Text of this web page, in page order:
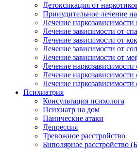
Детоксикация от
Принудительное лечение
Лечение наркозависимости
Лечение зависимости от
Лечение зависимости от
Лечение зависимости от
Лечение зависимости от
Лечение наркозависимости
Лечение
Лечение наркозависимости
Психиатрия
Консультация психолога
Психиатр на дом
Панические атаки
Депрессия
Тревожное расстройство
Биполярное расстройство